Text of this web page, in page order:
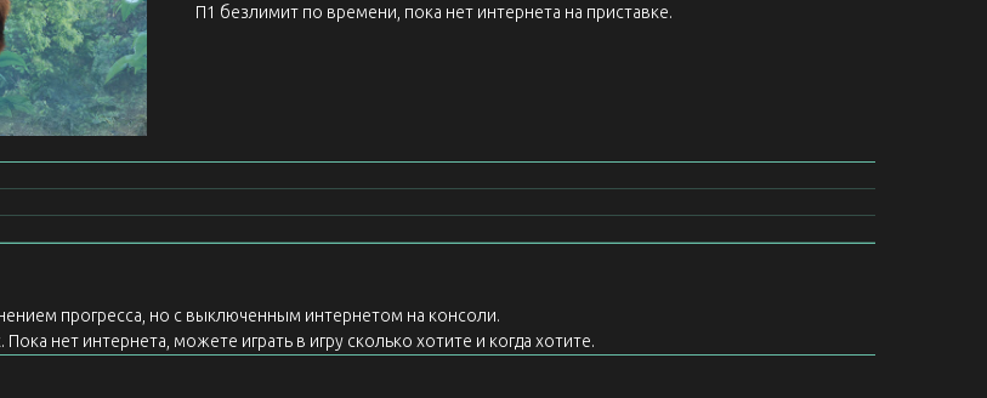
П1 безлимит по времени, пока нет интернета на приставке.
прогресса, но с выключенным интернетом на консоли.
нет интернета, можете играть в игру сколько хотите и когда хотите.